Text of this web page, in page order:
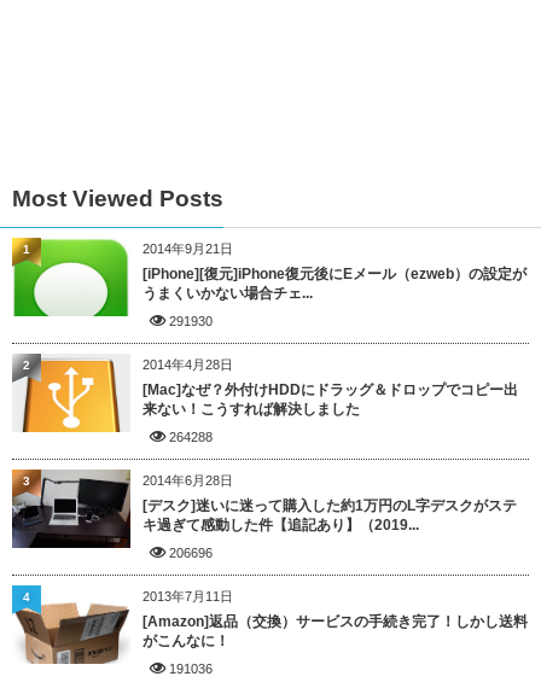
Most Viewed Posts
2014年9月21日
[iPhone][復元]iPhone復元後にEメール（ezweb）の設定が
うまくいかない場合チェ...
291930
1
2014年4月28日
[Mac]なぜ？外付けHDDにドラッグ＆ドロップでコピー出
来ない！こうすれば解決しました
264288
2
2014年6月28日
[デスク]迷いに迷って購入した約1万円のL字デスクがステ
キ過ぎて感動した件【追記あり】（2019...
206696
3
2013年7月11日
[Amazon]返品（交換）サービスの手続き完了！しかし送料
がこんなに！
191036
4